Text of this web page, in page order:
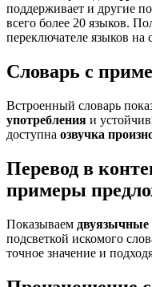
поддерживает и другие
всего более 20 языков.
переключателе языков на
Словарь с
Встроенный словарь
употребления и
доступна озвучка
Перевод в
примеры
Показываем
подсветкой искомого
точное значение и